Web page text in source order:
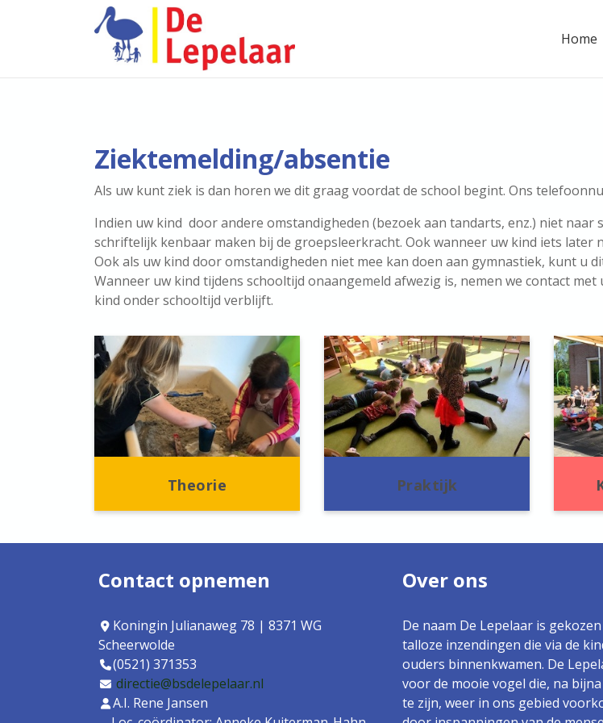
Home
Ziektemelding/absentie
Als uw kunt ziek is dan horen we dit graag voordat de school begint. Ons
Indien uw kind door andere omstandigheden (bezoek aan tandarts, enz.) niet
schriftelijk kenbaar maken bij de groepsleerkracht. Ook wanneer uw kind iets
Ook als uw kind door omstandigheden niet mee kan doen aan gymnastiek, kunt u
Wanneer uw kind tijdens schooltijd onaangemeld afwezig is, nemen we contact
kind onder schooltijd verblijft.
Theorie Praktijk
Contact opnemen
Koningin Julianaweg 78 | 8371 WG
Scheerwolde
(0521) 371353
directie@bsdelepelaar.nl
A.I. Rene Jansen
Over ons
De naam De Lepelaar is
talloze inzendingen die via de
ouders binnenkwamen. De
voor de mooie vogel die, na
te zijn, weer in ons gebied